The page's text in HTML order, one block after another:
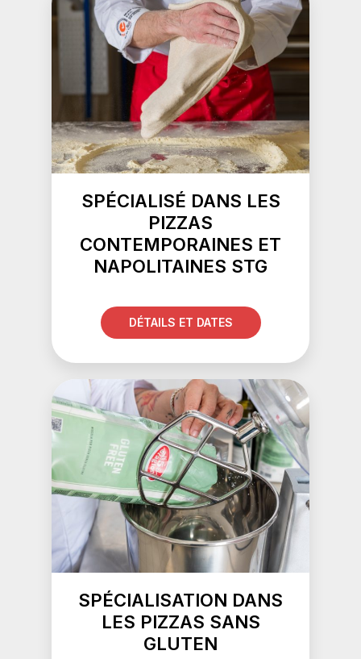
SPÉCIALISÉ DANS LES
PIZZAS
CONTEMPORAINES ET
NAPOLITAINES STG
DÉTAILS ET DATES
SPÉCIALISATION DANS
LES PIZZAS SANS
GLUTEN